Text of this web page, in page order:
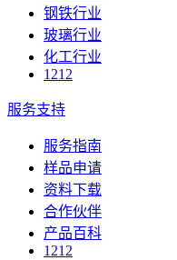
钢铁行业
玻璃行业
化工行业
1212
服务支持
服务指南
样品申请
资料下载
合作伙伴
产品百科
1212